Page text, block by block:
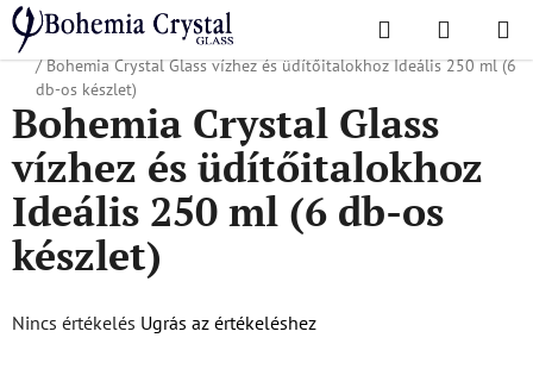
Ugrás
fő
tartalomhoz
Keresés KOSÁR
Kezdőlap
/ Népszerű kollekciók / Vállalatoknak és reklámügynökségeknek
/ Bohemia Crystal Glass vízhez és üdítőitalokhoz Ideális 250 ml (6
db-os készlet)
Bohemia Crystal Glass
vízhez és üdítőitalokhoz
Ideális 250 ml (6 db-os
készlet)
A
Nincs értékelés Ugrás az értékeléshez